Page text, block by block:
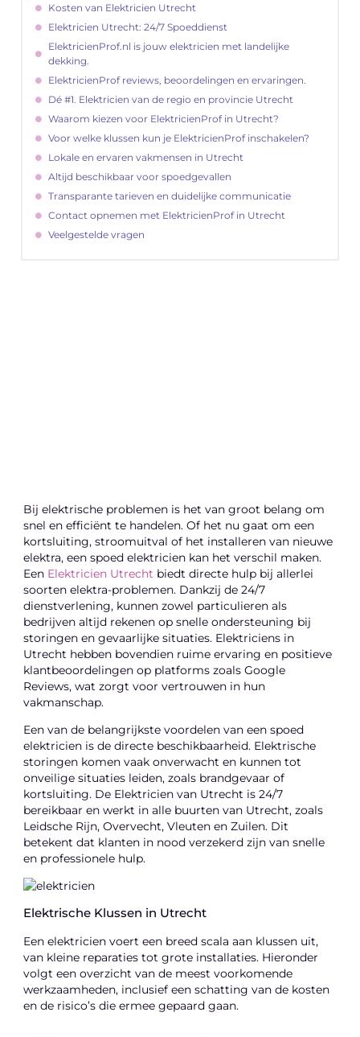
Bij elektrische problemen is het van groot belang om
snel en efficiënt te handelen. Of het nu gaat om een
kortsluiting, stroomuitval of het installeren van nieuwe
elektra, een spoed elektricien kan het verschil maken.
Een Elektricien Utrecht biedt directe hulp bij allerlei
soorten elektra-problemen. Dankzij de 24/7
dienstverlening, kunnen zowel particulieren als
bedrijven altijd rekenen op snelle ondersteuning bij
storingen en gevaarlijke situaties. Elektriciens in
Utrecht hebben bovendien ruime ervaring en positieve
klantbeoordelingen op platforms zoals Google
Reviews, wat zorgt voor vertrouwen in hun
vakmanschap.
Een van de belangrijkste voordelen van een spoed
elektricien is de directe beschikbaarheid. Elektrische
storingen komen vaak onverwacht en kunnen tot
onveilige situaties leiden, zoals brandgevaar of
kortsluiting. De Elektricien van Utrecht is 24/7
bereikbaar en werkt in alle buurten van Utrecht, zoals
Leidsche Rijn, Overvecht, Vleuten en Zuilen. Dit
betekent dat klanten in nood verzekerd zijn van snelle
en professionele hulp.
Elektrische Klussen in Utrecht
Een elektricien voert een breed scala aan klussen uit,
van kleine reparaties tot grote installaties. Hieronder
volgt een overzicht van de meest voorkomende
werkzaamheden, inclusief een schatting van de kosten
en de risico’s die ermee gepaard gaan.
Kosten van Elektricien Utrecht
Elektricien Utrecht: 24/7 Spoeddienst
ElektricienProf.nl is jouw elektricien met landelijke
dekking.
ElektricienProf reviews, beoordelingen en ervaringen.
Dé #1. Elektricien van de regio en provincie Utrecht
Waarom kiezen voor ElektricienProf in Utrecht?
Voor welke klussen kun je ElektricienProf inschakelen?
Lokale en ervaren vakmensen in Utrecht
Altijd beschikbaar voor spoedgevallen
Transparante tarieven en duidelijke communicatie
Contact opnemen met ElektricienProf in Utrecht
Veelgestelde vragen